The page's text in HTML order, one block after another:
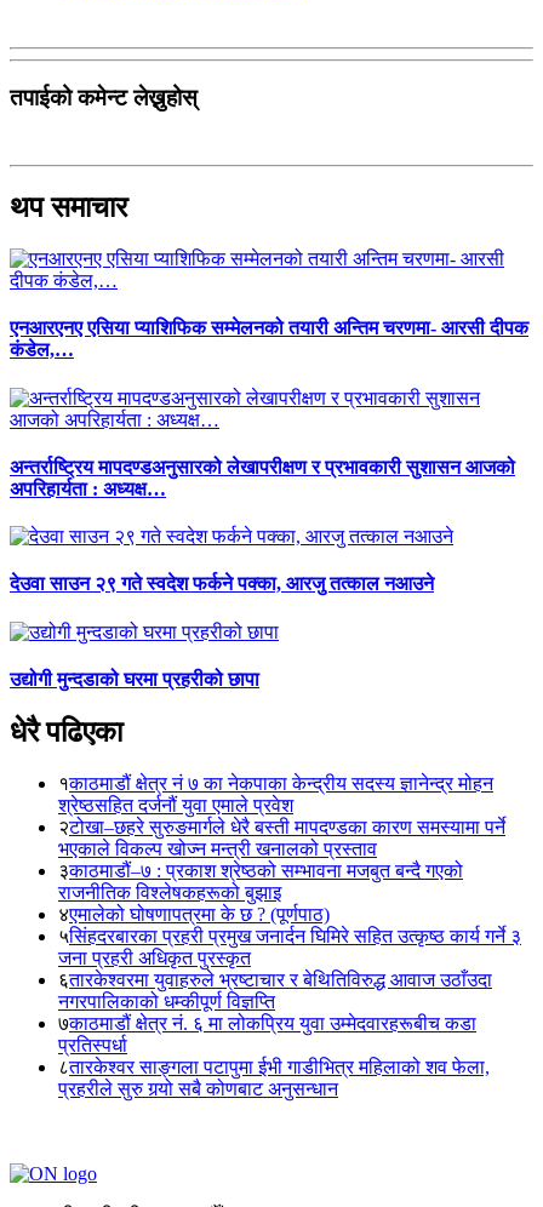
तपाईको कमेन्ट लेख्नुहोस्
थप समाचार
एनआरएनए एसिया प्याशिफिक सम्मेलनको तयारी अन्तिम चरणमा- आरसी दीपक
कंडेल,…
अन्तर्राष्ट्रिय मापदण्डअनुसारको लेखापरीक्षण र प्रभावकारी सुशासन आजको
अपरिहार्यता : अध्यक्ष…
देउवा साउन २९ गते स्वदेश फर्कने पक्का, आरजु तत्काल नआउने
उद्योगी मुन्दडाको घरमा प्रहरीको छापा
धेरै पढिएका
१काठमाडौं क्षेत्र नं ७ का नेकपाका केन्द्रीय सदस्य ज्ञानेन्द्र मोहन
श्रेष्ठसहित दर्जनौं युवा एमाले प्रवेश
२टोखा–छहरे सुरुङमार्गले धेरै बस्ती मापदण्डका कारण समस्यामा पर्ने
भएकाले विकल्प खोज्न मन्त्री खनालको प्रस्ताव
३काठमाडौं–७ : प्रकाश श्रेष्ठको सम्भावना मजबुत बन्दै गएको
राजनीतिक विश्लेषकहरूको बुझाइ
४एमालेको घोषणापत्रमा के छ ? (पूर्णपाठ)
५सिंहदरबारका प्रहरी प्रमुख जनार्दन घिमिरे सहित उत्कृष्ठ कार्य गर्ने ३
जना प्रहरी अधिकृत पुरस्कृत
६तारकेश्वरमा युवाहरुले भ्रष्टाचार र बेथितिविरुद्ध आवाज उठाँउदा
नगरपालिकाको धम्कीपूर्ण विज्ञप्ति
७काठमाडौं क्षेत्र नं. ६ मा लोकप्रिय युवा उम्मेदवारहरूबीच कडा
प्रतिस्पर्धा
८तारकेश्वर साङ्गला पटापुमा ईभी गाडीभित्र महिलाको शव फेला,
प्रहरीले सुरु गर्‍यो सबै कोणबाट अनुसन्धान